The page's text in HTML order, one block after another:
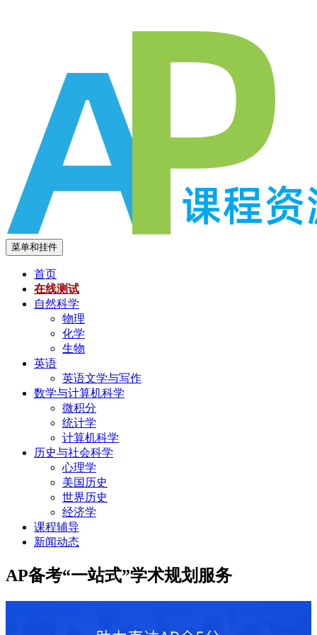
菜单和挂件
首页
在线测试
自然科学
物理
化学
生物
英语
英语文学与写作
数学与计算机科学
微积分
统计学
计算机科学
历史与社会科学
心理学
美国历史
世界历史
经济学
课程辅导
新闻动态
AP备考“一站式”学术规划服务